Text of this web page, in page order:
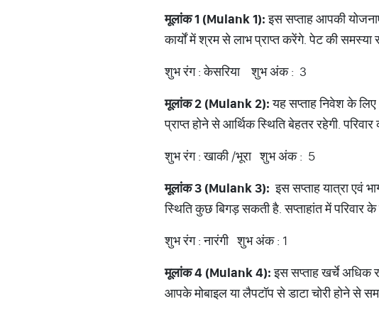
मूलांक1 (Mulank 1):इस सप्ताह आपकी
कार्यों में श्रम से लाभ प्राप्त करेंगे. पेट की समस्या
शुभ रंग : केसरिया शुभ अंक : 3
मूलांक2 (Mulank 2):यह सप्ताह निवेश के
प्राप्त होने से आर्थिक स्थिति बेहतर रहेगी. परिवार
शुभ रंग : खाकी /भूरा शुभ अंक : 5
मूलांक3 (Mulank 3): इस सप्ताह यात्रा एवं
स्थिति कुछ बिगड़ सकती है. सप्ताहांत में परिवार
शुभ रंग : नारंगी शुभ अंक : 1
मूलांक4 (Mulank 4):इस सप्ताह खर्चे अधिक
आपके मोबाइल या लैपटॉप से डाटा चोरी होने से